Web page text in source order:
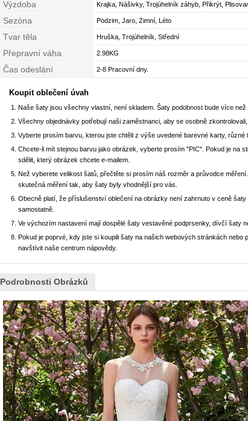
Výzdoba Krajka, Nášivky, Trojúhelník záhyb, Přikrýt,
Sezóna Podzim, Jaro, Zimní, Léto
Tvar těla Hruška, Trojúhelník, Střední
Přepravní váha 2.98KG
Čas odeslání 2-8 Pracovní dny.
Koupit oblečení úvah
Naše šaty jsou všechny vlastní, není skladem. Šaty podobnost bude více než
Všechny objednávky potřebují naši zaměstnanci, aby se osobně
Vyberte prosím barvu, kterou jste chtěli z výše uvedené barevné karty,
Chcete-li mít stejnou barvu jako obrázek, vyberte prosím "PIC". Pokud je na
sdělit, který obrázek chcete e-mailem.
Než vyberete velikost šatů, přečtěte si prosím náš rozměr a průvodce
skutečná měření tak, aby šaty byly vhodnější pro vás.
Obecně platí, že příslušenství oblečení na obrázky není zahrnuto v ceně
samostatně.
Ve výchozím nastavení mají dospělé šaty vestavěné podprsenky, dívčí šaty
Pokud je poprvé, kdy jste si koupili šaty na našich webových stránkách
navštívit naše centrum nápovědy.
Podrobnosti Obrázků